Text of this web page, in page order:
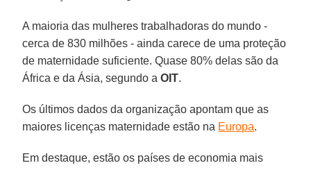
A maioria das mulheres trabalhadoras do mundo -
cerca de 830 milhões - ainda carece de uma proteção
de maternidade suficiente. Quase 80% delas são da
África e da Ásia, segundo aOIT.
Os últimos dados da organização apontam que as
maiores licenças maternidade estão na Europa.
Em destaque, estão os países de economia mais